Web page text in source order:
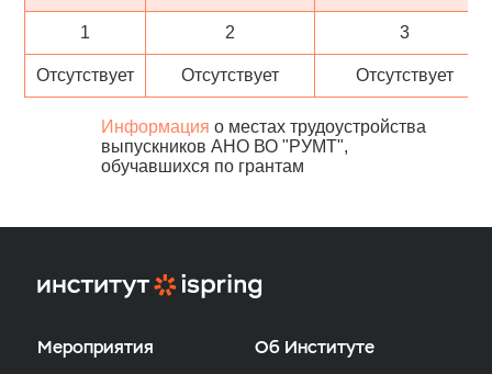
1 2 3
Отсутствует Отсутствует Отсутствует
Информацияо местах трудоустройства
выпускников АНО ВО "РУМТ",
обучавшихся по грантам
Мероприятия Об Институте